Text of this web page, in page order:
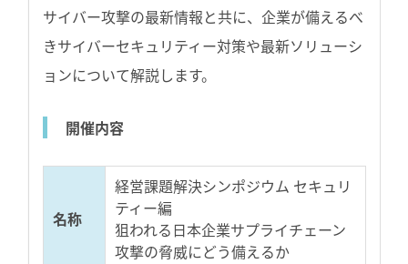
サイバー攻撃の最新情報と共に、企業が備えるべ
きサイバーセキュリティー対策や最新ソリューシ
ョンについて解説します。
開催内容
名称
経営課題解決シンポジウム セキュリ
ティー編
狙われる日本企業サプライチェーン
攻撃の脅威にどう備えるか